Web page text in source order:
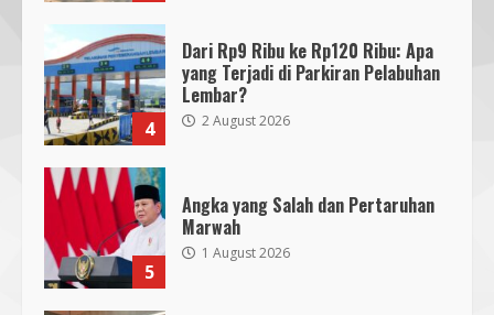
4
Dari Rp9 Ribu ke Rp120 Ribu: Apa
yang Terjadi di Parkiran Pelabuhan
Lembar?
2 August 2026
5
Angka yang Salah dan Pertaruhan
Marwah
1 August 2026